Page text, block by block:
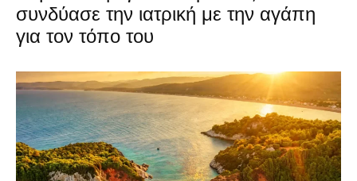
συνδύασε την ιατρική με την αγάπη
για τον τόπο του